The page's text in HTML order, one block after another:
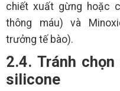
chiết xuất gừng hoặc
thông máu) và
trưởng tế bào).
2.4. Tránh
silicone